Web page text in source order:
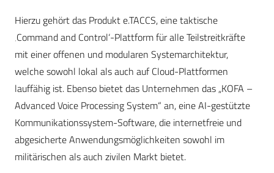
Hierzu gehört das Produkt e.TACCS, eine taktische
‚Command and Control‘-Plattform für alle Teilstreitkräfte
mit einer offenen und modularen Systemarchitektur,
welche sowohl lokal als auch auf Cloud-Plattformen
lauffähig ist. Ebenso bietet das Unternehmen das „KOFA –
Advanced Voice Processing System“ an, eine AI-gestützte
Kommunikationssystem-Software, die internetfreie und
abgesicherte Anwendungsmöglichkeiten sowohl im
militärischen als auch zivilen Markt bietet.